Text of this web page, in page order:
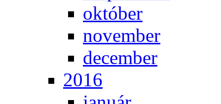
ok­tó­ber
no­vem­ber
de­cem­ber
2016